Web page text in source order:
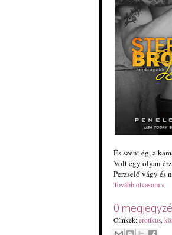
És szent ég, a
Volt egy olyan
Perzselő vágy és
Tovább olvasom »
0
Címkék: erotikus